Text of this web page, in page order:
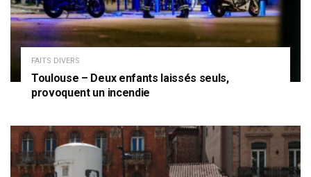
FAITS DIVERS
Toulouse – Deux enfants laissés seuls,
provoquent un incendie